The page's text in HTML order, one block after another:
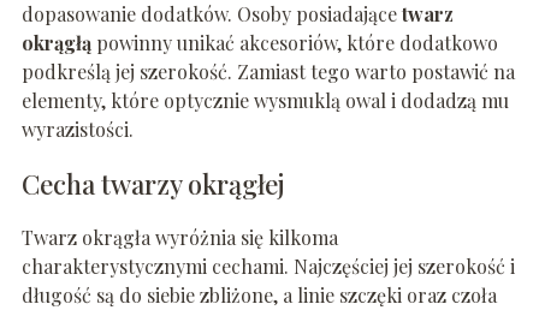
dopasowanie dodatków. Osoby posiadającetwarz
okrągłąpowinny unikać akcesoriów, które dodatkowo
podkreślą jej szerokość. Zamiast tego warto postawić na
elementy, które optycznie wysmuklą owal i dodadzą mu
wyrazistości.
Cecha twarzy okrągłej
Twarz okrągła wyróżnia się kilkoma
charakterystycznymi cechami. Najczęściej jej szerokość i
długość są do siebie zbliżone, a linie szczęki oraz czoła